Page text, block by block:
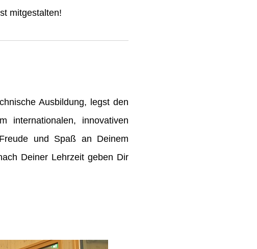
mitgestalten!
Ausbildung, legst den
internationalen, innovativen
und Spaß an Deinem
Deiner Lehrzeit geben Dir